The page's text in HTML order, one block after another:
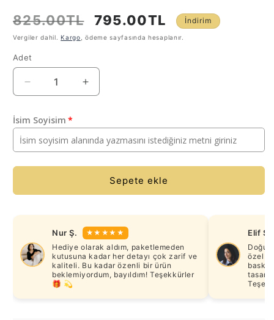
Normal
fiyat
825.00TL
İndirimli
fiyat
795.00TL İndirim
Vergiler dahil.Kargo , ödeme sayfasında hesaplanır.
Adet
-
Özel
Kulplu
Bira
Bardağı
Lion
-
Özel
Kulplu
Bira
Bardağı
İsim Soyisim
Sepete ekle
Nur Ş. ★★★★★
Hediye olarak aldım, paketlemeden
kutusuna kadar her detayı çok zarif ve
kaliteli. Bu kadar özenli bir ürün
beklemiyordum, bayıldım! Teşekkürler
🎁 💫
Elif S.
özel
baskı